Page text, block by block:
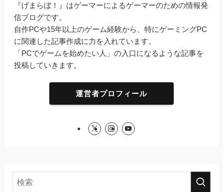
『げまらぼ！』はゲーマーによるゲーマーのための情報発
信ブログです。
自作PCや15年以上のゲーム経験から、特にゲーミングPC
に関連した記事作成に力を入れています。
「PCでゲームを始めたい人」の入口になるような記事を
投稿していきます。
運営者プロフィール